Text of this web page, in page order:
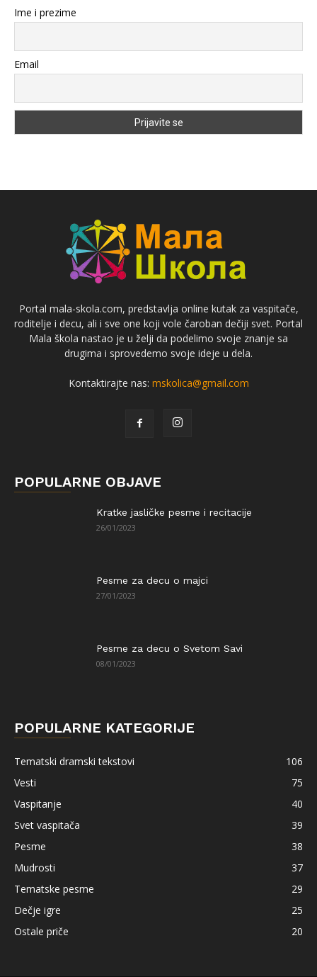
Ime i prezime
Email
Portal mala-skola.com, predstavlja online kutak za vaspitače,
roditelje i decu, ali i sve one koji vole čaroban dečiji svet. Portal
Mala škola nastao je u želji da podelimo svoje znanje sa
drugima i sprovedemo svoje ideje u dela.
Kontaktirajte nas: mskolica@gmail.com
POPULARNE OBJAVE
Kratke jasličke pesme i recitacije
26/01/2023
Pesme za decu o majci
27/01/2023
Pesme za decu o Svetom Savi
08/01/2023
POPULARNE KATEGORIJE
Tematski dramski tekstovi
106
Vesti
75
Vaspitanje
40
Svet vaspitača
39
Pesme
38
Mudrosti
37
Tematske pesme
29
Dečje igre
25
Ostale priče
20